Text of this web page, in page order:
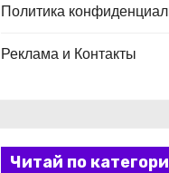
Политика
Реклама и Контакты
Читай по